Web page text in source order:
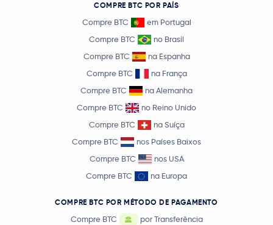
COMPRE BTC POR PAÍS
Compre BTC
em Portugal
Compre BTC
no Brasil
Compre BTC
na Espanha
Compre BTC
na França
Compre BTC
na Alemanha
Compre BTC
no Reino Unido
Compre BTC
na Suíça
Compre BTC
nos Países Baixos
Compre BTC
nos USA
Compre BTC
na Europa
COMPRE BTC POR MÉTODO DE PAGAMENTO
Compre BTC
por Transferência